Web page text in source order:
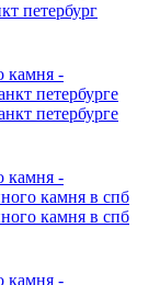
петербург
петербурге
камня в спб